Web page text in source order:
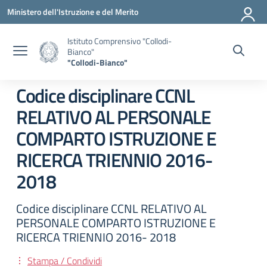
Vai ai contenuti
Vai al menu di navigazione
Vai al footer
Ministero dell'Istruzione e del Merito
Istituto Comprensivo "Collodi-
Bianco"
"Collodi-Bianco"
Codice disciplinare CCNL
RELATIVO AL PERSONALE
COMPARTO ISTRUZIONE E
RICERCA TRIENNIO 2016-
2018
Codice disciplinare CCNL RELATIVO AL
PERSONALE COMPARTO ISTRUZIONE E
RICERCA TRIENNIO 2016- 2018
Stampa / Condividi